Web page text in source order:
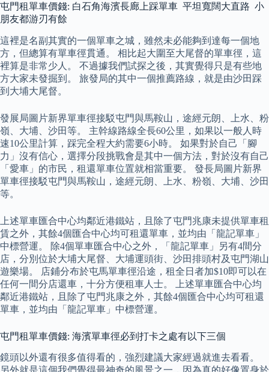
屯門租單車價錢: 白石角海濱長廊上踩單車 平坦寬闊大直路 小
朋友都游刃有餘
這裡是名副其實的一個單車之城，雖然未必能夠到達每一個地
方，但總算有單車徑貫通。 相比起大圍至大尾督的單車徑，這
裡算是非常少人。 不過據我們試探之後，其實覺得只是有些地
方大家未發掘到。 旅發局的其中一個推薦路線，就是由沙田踩
到大埔大尾督。
發展局圖片新界單車徑接駁屯門與馬鞍山，途經元朗、上水、粉
嶺、大埔、沙田等。 主幹線路線全長60公里，如果以一般人時
速10公里計算，踩完全程大約需要6小時。 如果對於自己「腳
力」沒有信心，選擇分段挑戰會是其中一個方法，對於沒有自己
「愛車」的市民，租還單車位置就相當重要。 發長局圖片新界
單車徑接駁屯門與馬鞍山，途經元朗、上水、粉嶺、大埔、沙田
等。
上述單車匯合中心均鄰近港鐵站，且除了屯門兆康未提供單車租
賃之外，其餘4個匯合中心均可租還單車，並均由「龍記單車」
中標營運。 除4個單車匯合中心之外，「龍記單車」另有4間分
店，分別位於大埔大尾督、大埔運頭街、沙田排頭村及屯門湖山
遊樂場。 店鋪分布於屯馬單車徑沿途，租全日者加$10即可以在
任何一間分店還車，十分方便租車人士。 上述單車匯合中心均
鄰近港鐵站，且除了屯門兆康之外，其餘4個匯合中心均可租還
單車，並均由「龍記單車」中標營運。
屯門租單車價錢: 海濱單車徑必到打卡之處有以下三個
鏡頭以外還有很多值得看的，強烈建議大家經過就進去看看。